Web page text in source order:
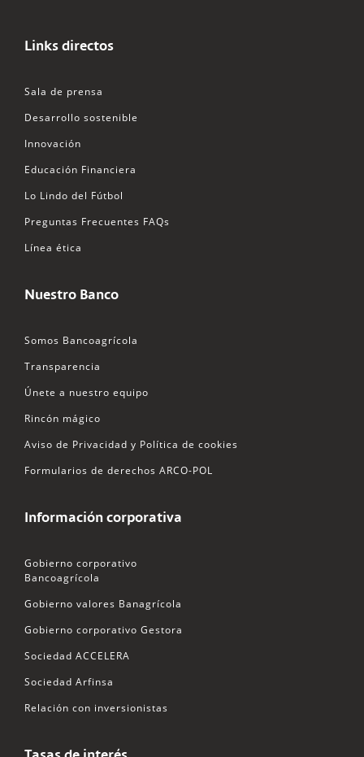
Links directos
Sala de prensa
Desarrollo sostenible
Innovación
Educación Financiera
Lo Lindo del Fútbol
Preguntas Frecuentes FAQs
Línea ética
Nuestro Banco
Somos Bancoagrícola
Transparencia
Únete a nuestro equipo
Rincón mágico
Aviso de Privacidad y Política de cookies
Formularios de derechos ARCO-POL
Información corporativa
Gobierno corporativo
Bancoagrícola
Gobierno valores Banagrícola
Gobierno corporativo Gestora
Sociedad ACCELERA
Sociedad Arfinsa
Relación con inversionistas